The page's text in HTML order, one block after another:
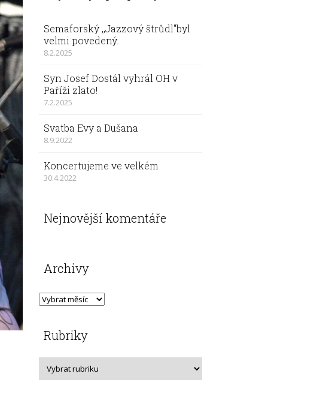
Semaforský ,,Jazzový štrůdl"byl
velmi povedený.
8.2.2025
Syn Josef Dostál vyhrál OH v
Paříži zlato!
7.2.2025
Svatba Evy a Dušana
8.9.2022
Koncertujeme ve velkém
30.4.2022
Nejnovější komentáře
Archivy
Rubriky